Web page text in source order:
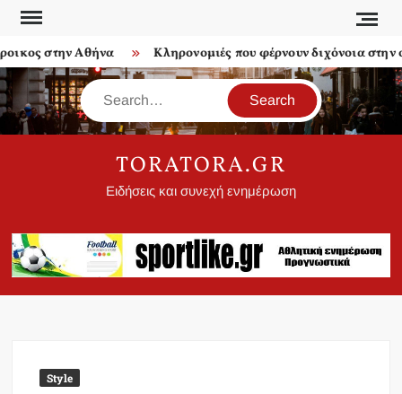
Skip
contentστην Αθήνα Κληρονομιές που φέρνουν διχόνοια στην
Search
TORATORA.GR
Ειδήσεις και συνεχή ενημέρωση
Style